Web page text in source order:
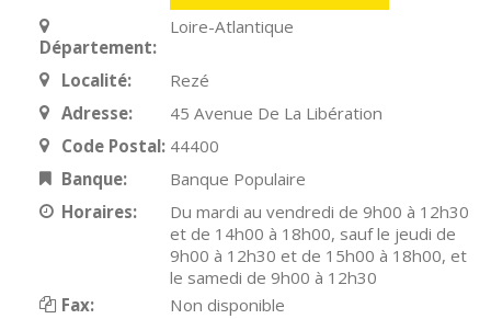
Département:
Loire-Atlantique
Localité:
Rezé
Adresse:
45 Avenue De La Libération
Code Postal: 44400
Banque:
Banque Populaire
Horaires:
Du mardi au vendredi de 9h00 à 12h30
et de 14h00 à 18h00, sauf le jeudi de
9h00 à 12h30 et de 15h00 à 18h00, et
le samedi de 9h00 à 12h30
Fax:
Non disponible